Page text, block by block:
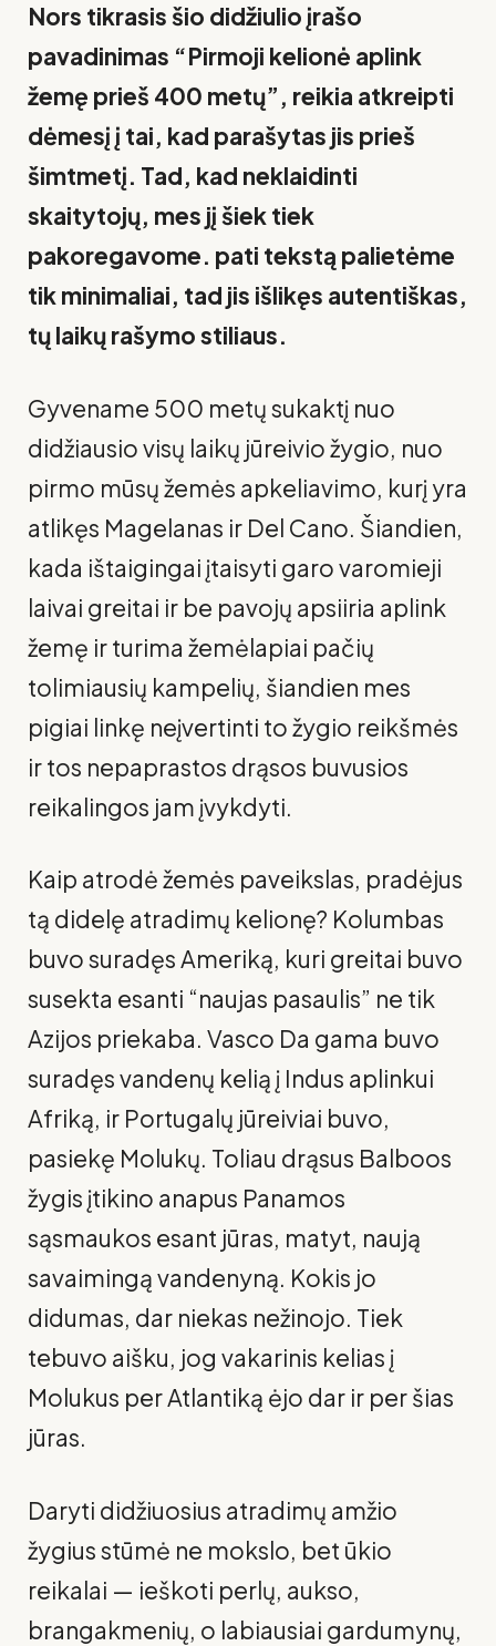
Nors tikrasis šio didžiulio įrašo
pavadinimas “Pirmoji kelionė aplink
žemę prieš 400 metų”, reikia atkreipti
dėmesį į tai, kad parašytas jis prieš
šimtmetį. Tad, kad neklaidinti
skaitytojų, mes jį šiek tiek
pakoregavome. pati tekstą palietėme
tik minimaliai, tad jis išlikęs autentiškas,
tų laikų rašymo stiliaus.
Gyvename 500 metų sukaktį nuo
didžiausio visų laikų jūreivio žygio, nuo
pirmo mūsų žemės apkeliavimo, kurį yra
atlikęs Magelanas ir Del Cano. Šiandien,
kada ištaigingai įtaisyti garo varomieji
laivai greitai ir be pavojų apsiiria aplink
žemę ir turima žemėlapiai pačių
tolimiausių kampelių, šiandien mes
pigiai linkę neįvertinti to žygio reikšmės
ir tos nepaprastos drąsos buvusios
reikalingos jam įvykdyti.
Kaip atrodė žemės paveikslas, pradėjus
tą didelę atradimų kelionę? Kolumbas
buvo suradęs Ameriką, kuri greitai buvo
susekta esanti “naujas pasaulis” ne tik
Azijos priekaba. Vasco Da gama buvo
suradęs vandenų kelią į Indus aplinkui
Afriką, ir Portugalų jūreiviai buvo,
pasiekę Molukų. Toliau drąsus Balboos
žygis įtikino anapus Panamos
sąsmaukos esant jūras, matyt, naują
savaimingą vandenyną. Kokis jo
didumas, dar niekas nežinojo. Tiek
tebuvo aišku, jog vakarinis kelias į
Molukus per Atlantiką ėjo dar ir per šias
jūras.
Daryti didžiuosius atradimų amžio
žygius stūmė ne mokslo, bet ūkio
reikalai — ieškoti perlų, aukso,
brangakmenių, o labiausiai gardumynų,